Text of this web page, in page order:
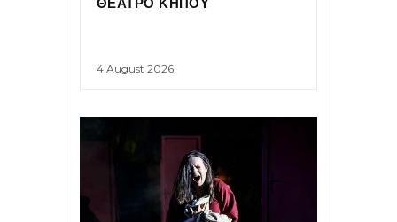
4 August 2026